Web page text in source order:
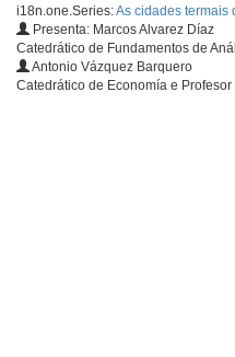
i18n.one.Series:As cidades termais
Presenta: Marcos Alvarez Díaz
Catedrático de Fundamentos de
Antonio Vázquez Barquero
Catedrático de Economía e